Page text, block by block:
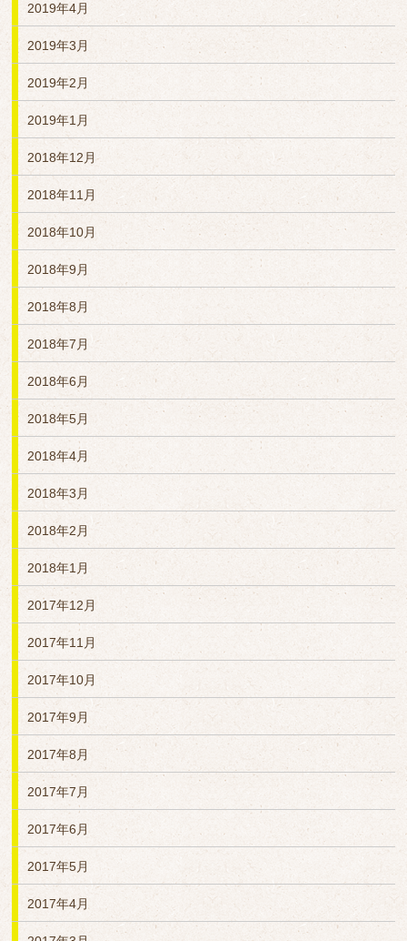
2019年4月
2019年3月
2019年2月
2019年1月
2018年12月
2018年11月
2018年10月
2018年9月
2018年8月
2018年7月
2018年6月
2018年5月
2018年4月
2018年3月
2018年2月
2018年1月
2017年12月
2017年11月
2017年10月
2017年9月
2017年8月
2017年7月
2017年6月
2017年5月
2017年4月